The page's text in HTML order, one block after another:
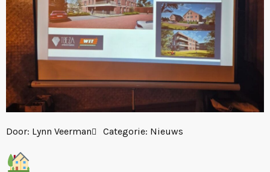
Door: Lynn Veerman Categorie: Nieuws